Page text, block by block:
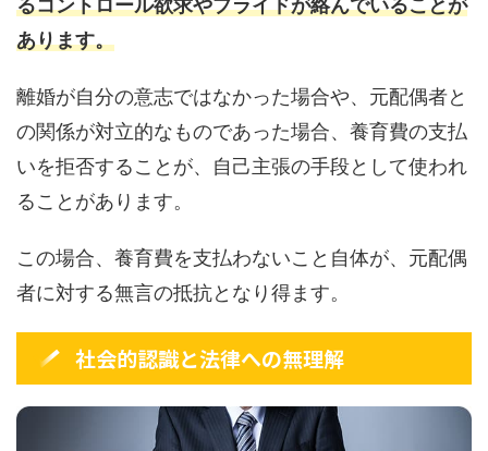
るコントロール欲求やプライドが絡んでいることが
あります。
離婚が自分の意志ではなかった場合や、元配偶者と
の関係が対立的なものであった場合、養育費の支払
いを拒否することが、自己主張の手段として使われ
ることがあります。
この場合、養育費を支払わないこと自体が、元配偶
者に対する無言の抵抗となり得ます。
社会的認識と法律への無理解